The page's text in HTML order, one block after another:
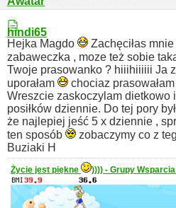
Hejka Magdo
Zachęciłas
zabaweczka , moze też sobie
Twoje prasowanko ? hiiihiiiiii Ja
uporałam
chociaz
Wreszcie zaskoczylam dietkowo
posiłków dziennie. Do tej pory
że najlepiej jeść 5 x dziennie ,
ten sposób
zobaczymy co z
Buziaki H
Życie jest piękne )))) - Grupy Wsparcia